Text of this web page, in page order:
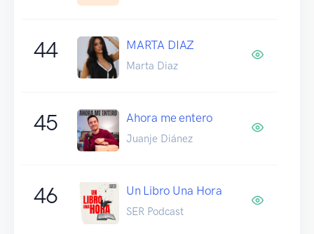
44 MARTA DIAZ
Marta Diaz
45 Ahora me entero
Juanje Diánez
46 Un Libro Una Hora
SER Podcast